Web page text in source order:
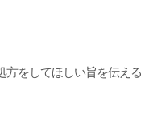
をしてほしい旨を伝える